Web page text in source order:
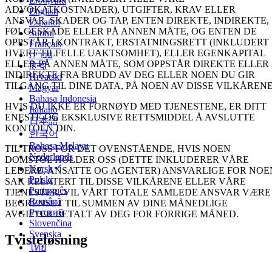
English
Español
Suomi
Français
עברית
हिन्दी
Hrvatski
Magyar
Bahasa Indonesia
Italiano
日本語
한국어
Bahasa Melayu
Nederlands
Norsk
Polski
Português
Română
Русский
Slovenčina
Svenska
ไทย
ADVOKATKOSTNADER), UTGIFTER, KRAV ELLER
ANSVAR, SKADER OG TAP, ENTEN DIREKTE, INDIREKTE,
FØLGESKADE ELLER PÅ ANNEN MÅTE, OG ENTEN DE
OPPSTÅR I KONTRAKT, ERSTATNINGSRETT (INKLUDERT
HVERT TILFELLE UAKTSOMHET), ELLER EGENKAPITAL
ELLER PÅ ANNEN MÅTE, SOM OPPSTÅR DIREKTE ELLER
INDIREKTE FRA BRUDD AV DEG ELLER NOEN DU GIR
TILGANG TIL DINE DATA, PÅ NOEN AV DISSE
HVIS DU IKKE ER FORNØYD MED TJENESTENE, ER DITT
ENESTE OG EKSKLUSIVE RETTSMIDDEL Å AVSLUTTE
KONTOEN DIN.
TIL TROSS FOR DET OVENSTÅENDE, HVIS NOEN
DOMSTOL HOLDER OSS (DETTE INKLUDERER VÅRE
LEDERE, ANSATTE OG AGENTER) ANSVARLIGE FOR
SAK RELATERT TIL DISSE VILKÅRENE ELLER VÅRE
TJENESTER, VIL VÅRT TOTALE SAMLEDE ANSVAR VÆRE
BEGRENSET TIL SUMMEN AV DINE MÅNEDLIGE
AVGIFTER BETALT AV DEG FOR FORRIGE MÅNED.
Tvisteløsning